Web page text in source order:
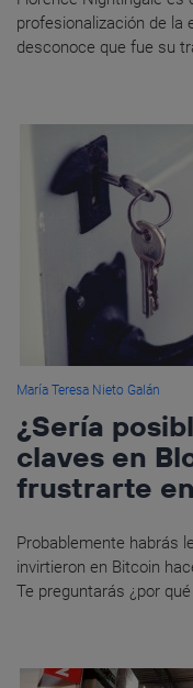
profesionalización de la
desconoce que fue su
María Teresa Nieto Galán
¿Sería
claves en
frustrarte
Probablemente habrás
invirtieron en Bitcoin
Te preguntarás ¿por